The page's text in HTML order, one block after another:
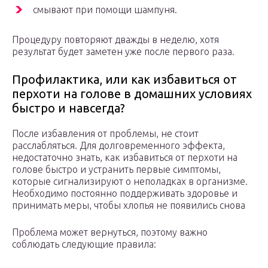
смывают при помощи шампуня.
Процедуру повторяют дважды в неделю, хотя
результат будет заметен уже после первого раза.
Профилактика, или как избавиться от
перхоти на голове в домашних условиях
быстро и навсегда?
После избавления от проблемы, не стоит
расслабляться. Для долговременного эффекта,
недостаточно знать, как избавиться от перхоти на
голове быстро и устранить первые симптомы,
которые сигнализируют о неполадках в организме.
Необходимо постоянно поддерживать здоровье и
принимать меры, чтобы хлопья не появились снова
Проблема может вернуться, поэтому важно
соблюдать следующие правила: